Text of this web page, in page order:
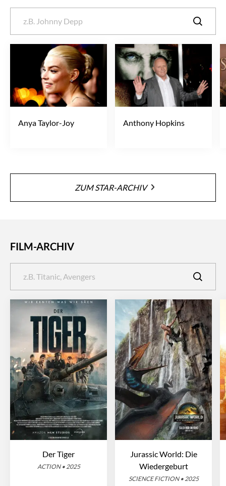
Anya Taylor-Joy Anthony Hopkins
ZUM STAR-ARCHIV
FILM-ARCHIV
Der Tiger
ACTION • 2025
Jurassic World: Die
Wiedergeburt
SCIENCE FICTION • 2025